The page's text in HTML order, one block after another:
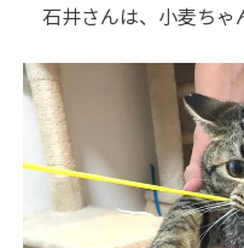
石井さんは、小麦ちゃ